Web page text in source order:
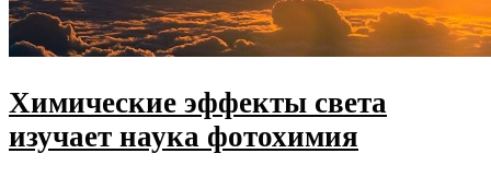
Химические эффекты света
изучает наука фотохимия